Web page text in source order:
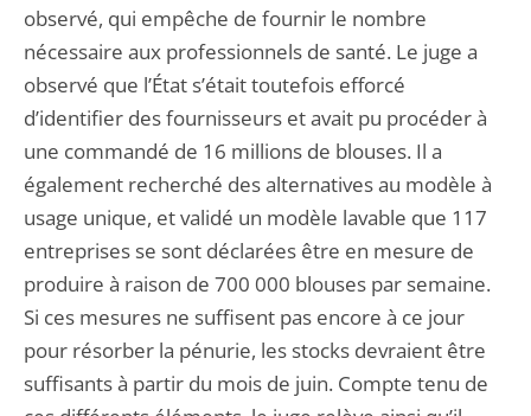
observé, qui empêche de fournir le nombre
nécessaire aux professionnels de santé. Le juge a
observé que l’État s’était toutefois efforcé
d’identifier des fournisseurs et avait pu procéder à
une commandé de 16 millions de blouses. Il a
également recherché des alternatives au modèle à
usage unique, et validé un modèle lavable que 117
entreprises se sont déclarées être en mesure de
produire à raison de 700 000 blouses par semaine.
Si ces mesures ne suffisent pas encore à ce jour
pour résorber la pénurie, les stocks devraient être
suffisants à partir du mois de juin. Compte tenu de